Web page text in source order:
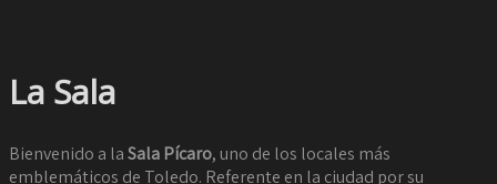
La Sala
Bienvenido a laSala Pícaro, uno de los locales más
emblemáticos de Toledo. Referente en la ciudad por su